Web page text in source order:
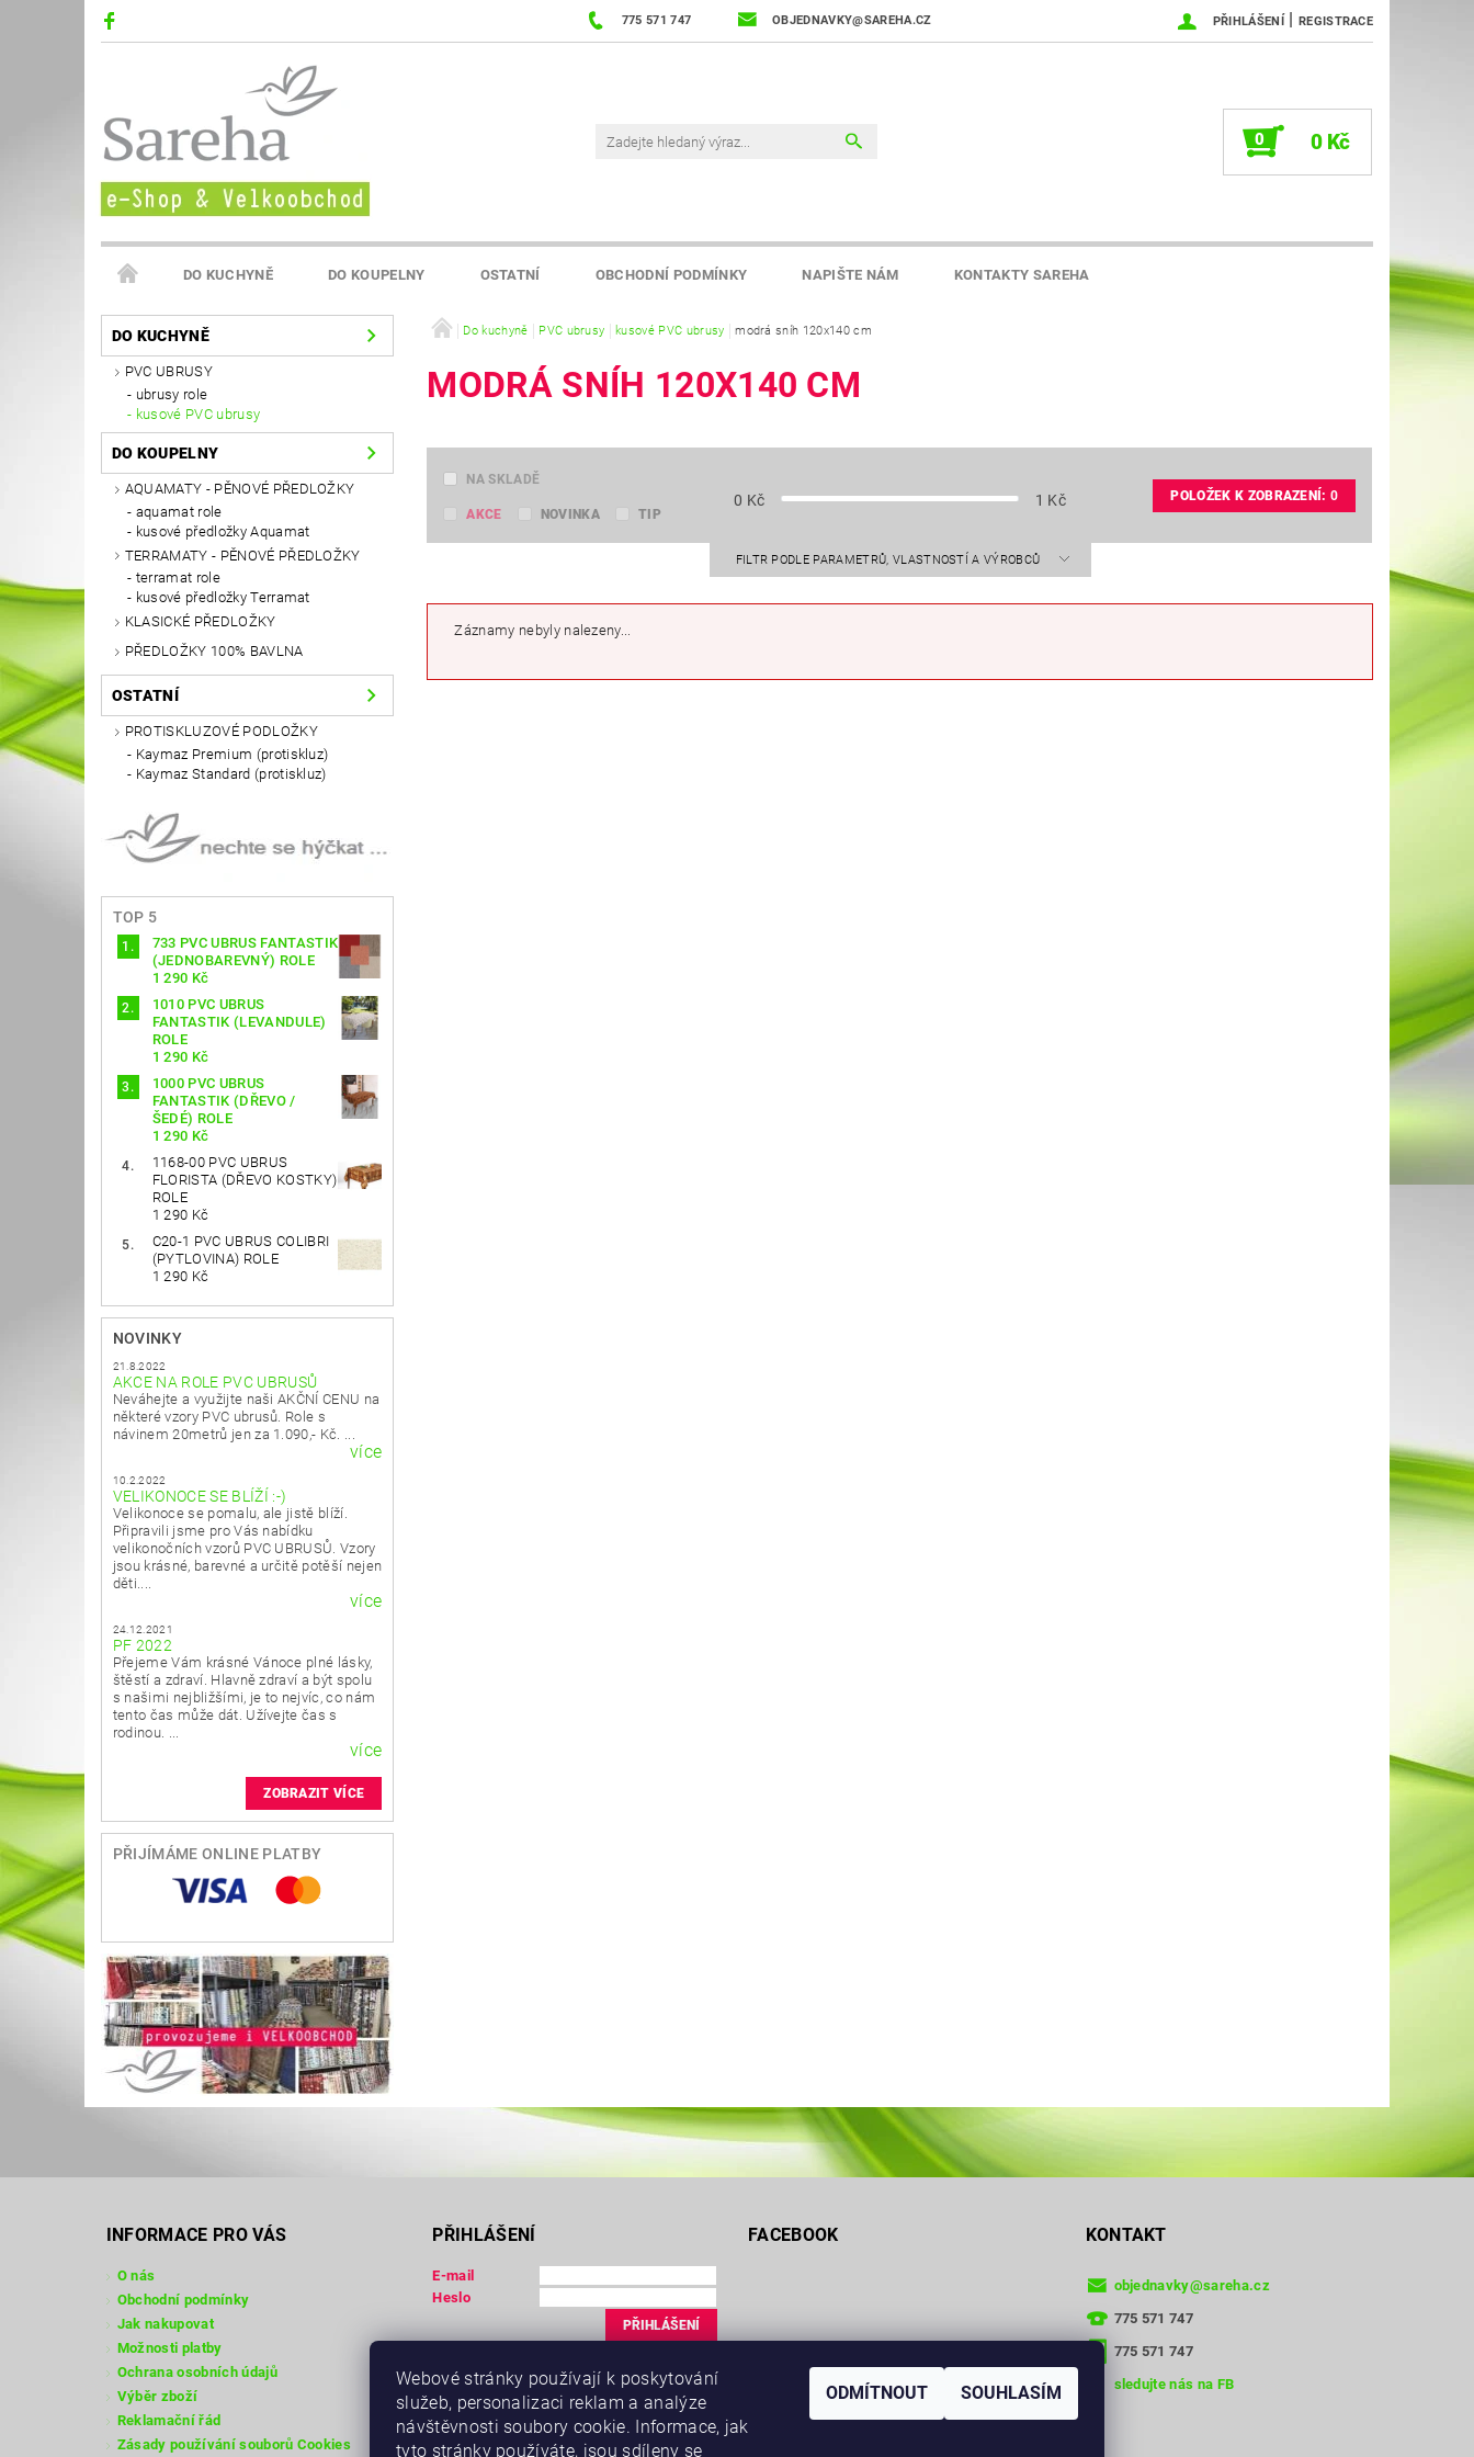
775 571 747 OBJEDNAVKY@SAREHA.CZ PŘIHLÁŠENÍ | REGISTRACE
0 0 Kč
DO KUCHYNĚ DO KOUPELNY OSTATNÍ OBCHODNÍ PODMÍNKY NAPIŠTE NÁM KONTAKTY SAREHA
VELKOOBCHOD SAREHA
DO KUCHYNĚ
PVC UBRUSY
ubrusy role
kusové PVC ubrusy
DO KOUPELNY
AQUAMATY - PĚNOVÉ PŘEDLOŽKY
aquamat role
kusové předložky Aquamat
TERRAMATY - PĚNOVÉ PŘEDLOŽKY
terramat role
kusové předložky Terramat
KLASICKÉ PŘEDLOŽKY
PŘEDLOŽKY 100% BAVLNA
OSTATNÍ
PROTISKLUZOVÉ PODLOŽKY
Kaymaz Premium (protiskluz)
Kaymaz Standard (protiskluz)
TOP 5
733 PVC UBRUS FANTASTIK
(JEDNOBAREVNÝ) ROLE
1 290 Kč
1010 PVC UBRUS
FANTASTIK (LEVANDULE)
ROLE
1 290 Kč
1000 PVC UBRUS
FANTASTIK (DŘEVO /
ŠEDÉ) ROLE
1 290 Kč
1168-00 PVC UBRUS
FLORISTA (DŘEVO KOSTKY)
ROLE
1 290 Kč
C20-1 PVC UBRUS COLIBRI
(PYTLOVINA) ROLE
1 290 Kč
NOVINKY
21.8.2022
AKCE NA ROLE PVC UBRUSŮ
Neváhejte a využijte naši AKČNÍ CENU na
některé vzory PVC ubrusů. Role s
návinem 20metrů jen za 1.090,- Kč. ...
více
10.2.2022
VELIKONOCE SE BLÍŽÍ :-)
Velikonoce se pomalu, ale jistě blíží.
Připravili jsme pro Vás nabídku
velikonočních vzorů PVC UBRUSŮ. Vzory
jsou krásné, barevné a určitě potěší nejen
děti....
více
24.12.2021
PF 2022
Přejeme Vám krásné Vánoce plné lásky,
štěstí a zdraví. Hlavně zdraví a být spolu
s našimi nejbližšími, je to nejvíc, co nám
tento čas může dát. Užívejte čas s
rodinou. ...
více
ZOBRAZIT VÍCE
PŘIJÍMÁME ONLINE PLATBY
Do kuchyně PVC ubrusy kusové PVC ubrusy modrá sníh 120x140 cm
MODRÁ SNÍH 120X140 CM
NA SKLADĚ
AKCE NOVINKA TIP
0 Kč 1 Kč POLOŽEK K ZOBRAZENÍ:0
FILTR PODLE PARAMETRŮ, VLASTNOSTÍ A VÝROBCŮ
Záznamy nebyly nalezeny...
INFORMACE PRO VÁS
O nás
Obchodní podmínky
Jak nakupovat
Možnosti platby
Ochrana osobních údajů
Výběr zboží
Reklamační řád
Zásady používání souborů Cookies
PŘIHLÁŠENÍ
E-mail
Heslo
Zapomenuté heslo
FACEBOOK KONTAKT
objednavky@sareha.cz
775 571 747
775 571 747
sledujte nás na FB
Webové stránky používají k poskytování
služeb, personalizaci reklam a analýze
návštěvnosti soubory cookie. Informace, jak
tyto stránky používáte, jsou sdíleny se
ODMÍTNOUT SOUHLASÍM